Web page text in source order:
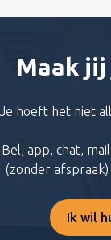
Maak
Je hoeft het niet
Bel, app, chat,
(zonder
Ik wil